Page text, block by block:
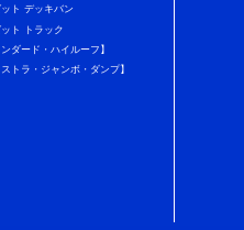
ト デッキバン
ト トラック
ンダード・ハイルーフ】
ストラ・ジャンボ・ダンプ】